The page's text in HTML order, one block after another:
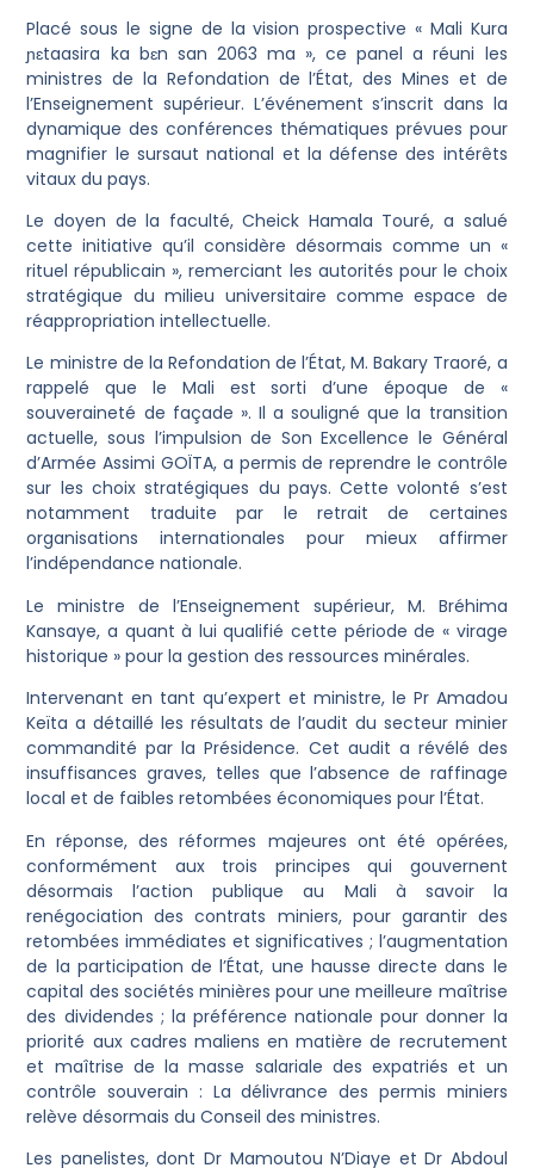
Placé sous le signe de la vision prospective « Mali Kura
ɲɛtaasira ka bɛn san 2063 ma », ce panel a réuni les
ministres de la Refondation de l’État, des Mines et de
l’Enseignement supérieur. L’événement s’inscrit dans la
dynamique des conférences thématiques prévues pour
magnifier le sursaut national et la défense des intérêts
vitaux du pays.
Le doyen de la faculté, Cheick Hamala Touré, a salué
cette initiative qu’il considère désormais comme un «
rituel républicain », remerciant les autorités pour le choix
stratégique du milieu universitaire comme espace de
réappropriation intellectuelle.
Le ministre de la Refondation de l’État, M. Bakary Traoré, a
rappelé que le Mali est sorti d’une époque de «
souveraineté de façade ». Il a souligné que la transition
actuelle, sous l’impulsion de Son Excellence le Général
d’Armée Assimi GOÏTA, a permis de reprendre le contrôle
sur les choix stratégiques du pays. Cette volonté s’est
notamment traduite par le retrait de certaines
organisations internationales pour mieux affirmer
l’indépendance nationale.
Le ministre de l’Enseignement supérieur, M. Bréhima
Kansaye, a quant à lui qualifié cette période de « virage
historique » pour la gestion des ressources minérales.
Intervenant en tant qu’expert et ministre, le Pr Amadou
Keïta a détaillé les résultats de l’audit du secteur minier
commandité par la Présidence. Cet audit a révélé des
insuffisances graves, telles que l’absence de raffinage
local et de faibles retombées économiques pour l’État.
En réponse, des réformes majeures ont été opérées,
conformément aux trois principes qui gouvernent
désormais l’action publique au Mali à savoir la
renégociation des contrats miniers, pour garantir des
retombées immédiates et significatives ; l’augmentation
de la participation de l’État, une hausse directe dans le
capital des sociétés minières pour une meilleure maîtrise
des dividendes ; la préférence nationale pour donner la
priorité aux cadres maliens en matière de recrutement
et maîtrise de la masse salariale des expatriés et un
contrôle souverain : La délivrance des permis miniers
relève désormais du Conseil des ministres.
Les panelistes, dont Dr Mamoutou N’Diaye et Dr Abdoul